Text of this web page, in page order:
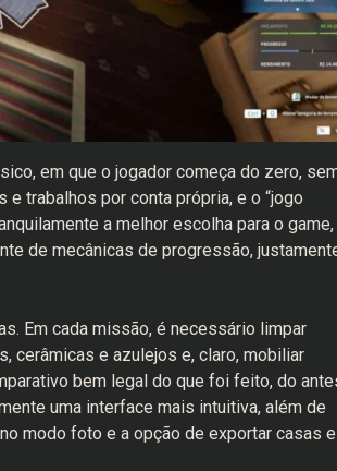
em que o jogador começa do zero,
trabalhos por conta própria, e o “jogo
a melhor escolha para o game,
de mecânicas de progressão,
Em cada missão, é necessário limpar
cerâmicas e azulejos e, claro, mobiliar
bem legal do que foi feito, do
uma interface mais intuitiva, além de
modo foto e a opção de exportar casas e